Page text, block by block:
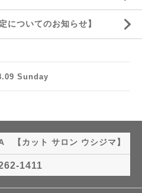
についてのお知らせ】
Sunday
【カット サロン ウシジマ】
1411